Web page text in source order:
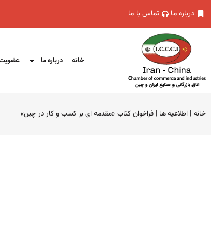
درباره ما تماس با ما
خانه درباره ما
خانه| اطلاعیه ها | فراخوان کتاب «مقدمه ای بر کسب و کار در چین»